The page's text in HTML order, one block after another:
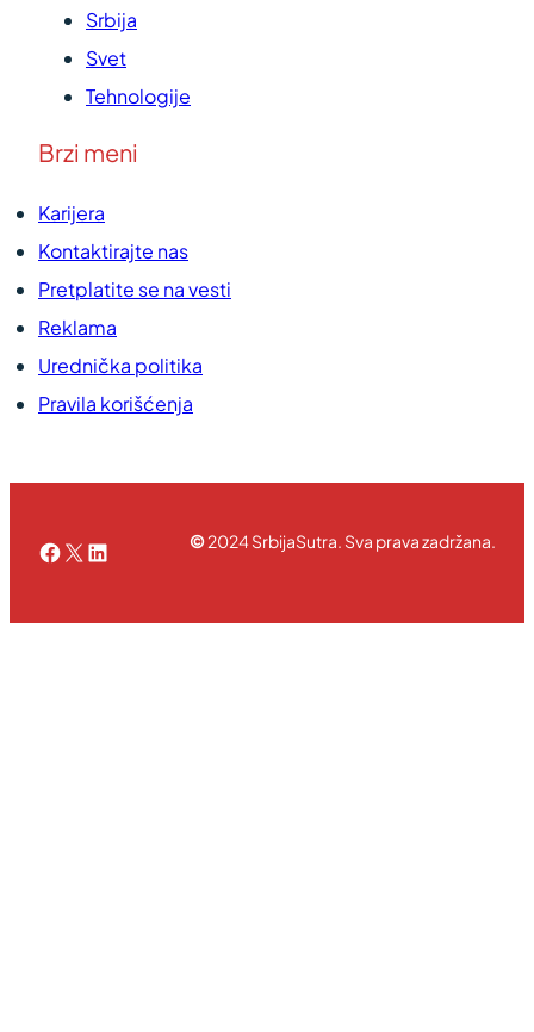
Srbija
Svet
Tehnologije
Brzi meni
Karijera
Kontaktirajte nas
Pretplatite se na vesti
Reklama
Urednička politika
Pravila korišćenja
Facebook
X LinkedIn©2024 SrbijaSutra. Sva prava zadržana.